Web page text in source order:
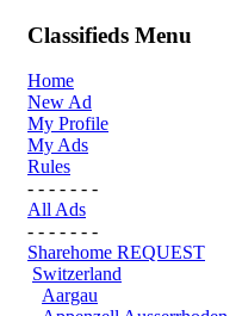
Classifieds Menu
Home
New Ad
My Profile
My Ads
Rules
- - - - - - -
All Ads
- - - - - - -
Sharehome REQUEST
Switzerland
Aargau